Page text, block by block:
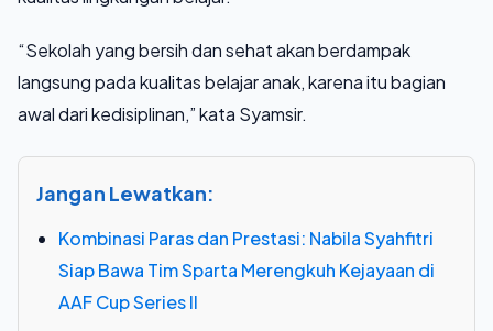
“Sekolah yang bersih dan sehat akan berdampak
langsung pada kualitas belajar anak, karena itu bagian
awal dari kedisiplinan,” kata Syamsir.
Jangan Lewatkan:
Kombinasi Paras dan Prestasi: Nabila Syahfitri
Siap Bawa Tim Sparta Merengkuh Kejayaan di
AAF Cup Series II